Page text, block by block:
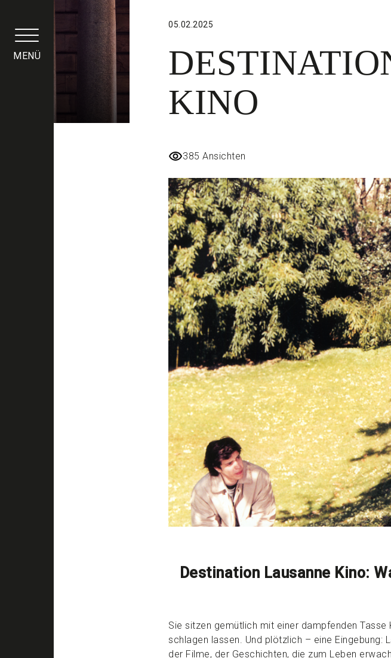
MENÜ
05.02.2025
KINO
385 Ansichten
Destination Lausanne Kino:
Sie sitzen gemütlich mit einer dampfenden
schlagen lassen. Und plötzlich – eine Eingebung:
der Filme, der Geschichten, die zum Leben